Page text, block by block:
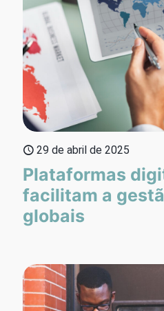
29 de abril de 2025
Plataformas
facilitam a
globais